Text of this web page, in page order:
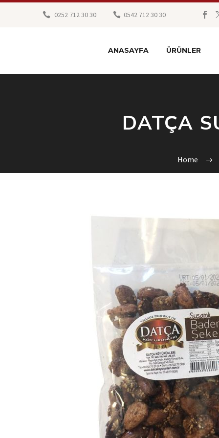
0252 712 30 30 0542 712 30 30
ANASAYFA ÜRÜNLER
DATÇA
Home